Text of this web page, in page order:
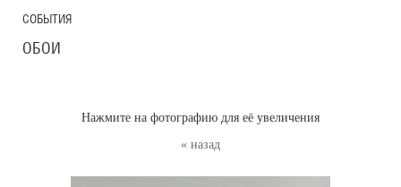
« назад
Нажмите на фотографию для её увеличения
СОБЫТИЯ
ОБОИ